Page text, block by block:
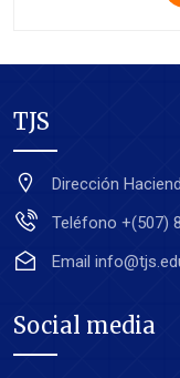
TJS
Dirección
Teléfono +(507)
Email
Social media